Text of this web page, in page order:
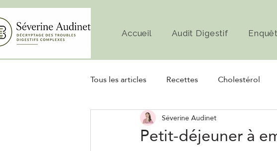
Accueil Audit Digestif
Tous les articles Recettes Cholestérol
Microbiote Fermentation
Petit-déjeuner à
Séverine Audinet